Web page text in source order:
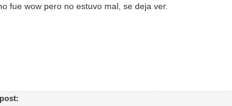
fue wow pero no estuvo mal, se deja ver.